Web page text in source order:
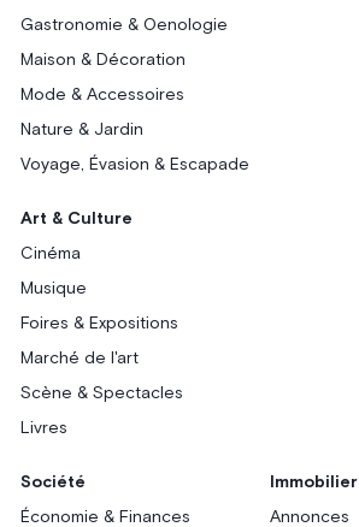
Gastronomie & Oenologie
Maison & Décoration
Mode & Accessoires
Nature & Jardin
Voyage, Évasion & Escapade
Art & Culture
Cinéma
Musique
Foires & Expositions
Marché de l'art
Scène & Spectacles
Livres
Société
Économie & Finances
Immobilier
Annonces